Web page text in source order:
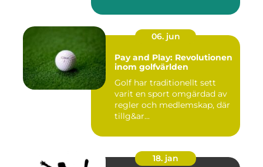
06. jun
Pay and Play: Revolutionen
inom golfvärlden
Golf har traditionellt sett
varit en sport omgärdad av
regler och medlemskap, där
tillg&ar...
18. jan